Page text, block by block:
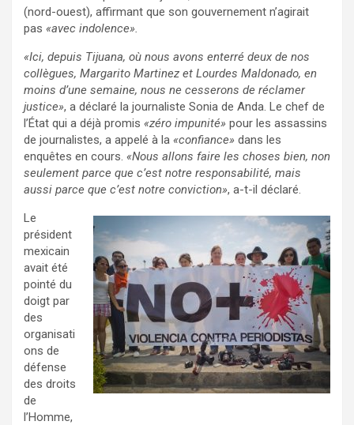
(nord-ouest), affirmant que son gouvernement n’agirait
pas «avec indolence».
«Ici, depuis Tijuana, où nous avons enterré deux de nos
collègues, Margarito Martinez et Lourdes Maldonado, en
moins d’une semaine, nous ne cesserons de réclamer
justice», a déclaré la journaliste Sonia de Anda. Le chef de
l’État qui a déjà promis «zéro impunité» pour les assassins
de journalistes, a appelé à la «confiance» dans les
enquêtes en cours. «Nous allons faire les choses bien, non
seulement parce que c’est notre responsabilité, mais
aussi parce que c’est notre conviction», a-t-il déclaré.
Le
président
mexicain
avait été
pointé du
doigt par
des
organisati
ons de
défense
des droits
de
l’Homme,